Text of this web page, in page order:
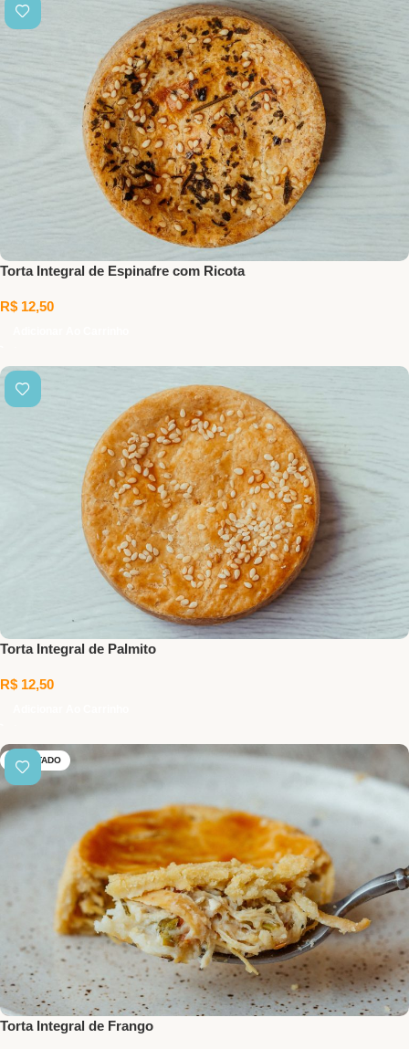
Torta Integral de Espinafre com Ricota
R$ 12,50
Torta Integral de Palmito
R$ 12,50
ESGOTADO
Torta Integral de Frango